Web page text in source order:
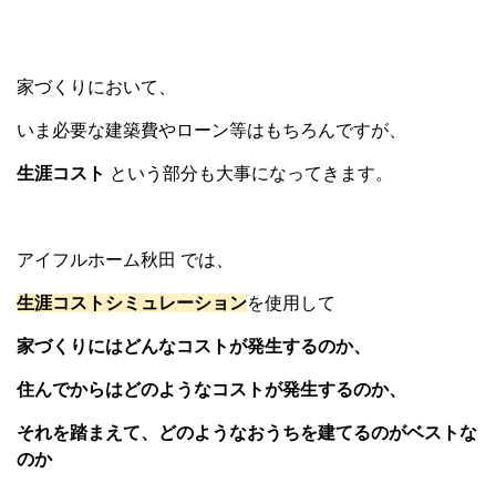
家づくりにおいて、
いま必要な建築費やローン等はもちろんですが、
生涯コスト という部分も大事になってきます。
アイフルホーム秋田 では、
生涯コストシミュレーションを使用して
家づくりにはどんなコストが発生するのか、
住んでからはどのようなコストが発生するのか、
それを踏まえて、
どのようなおうちを建てるのがベストな
のか